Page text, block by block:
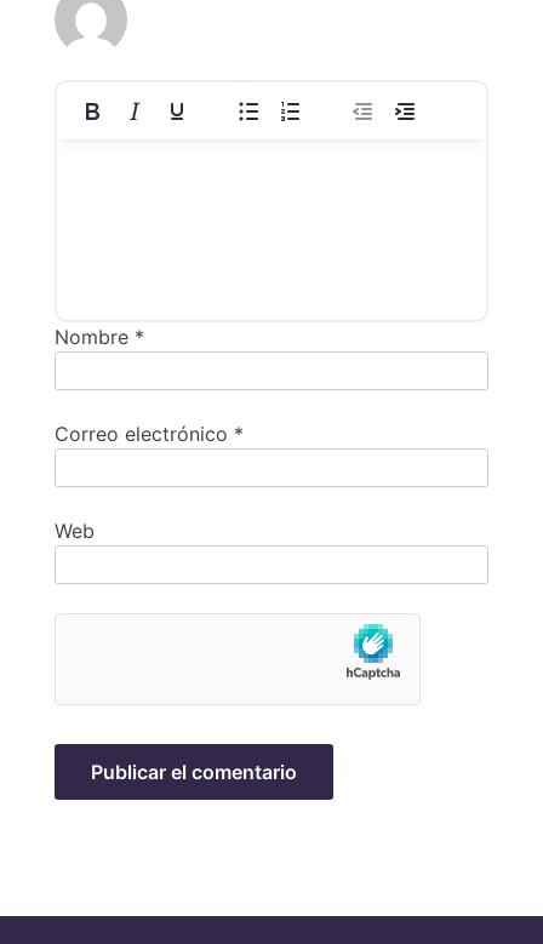
Nombre *
Correo electrónico *
Web